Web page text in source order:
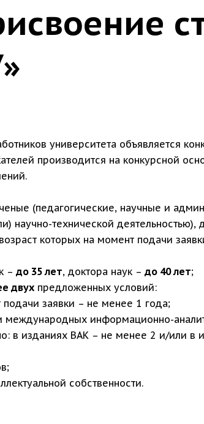
университета объявляется
производится на конкурсной
(педагогические, научные и
научно-технической деятельностью),
которых на момент подачи
– до 35 лет, доктора наук – до 40 лет;
двух предложенных условий:
заявки – не менее 1 года;
международных информационно-
в изданиях ВАК – не менее 2 и/или в
собственности.